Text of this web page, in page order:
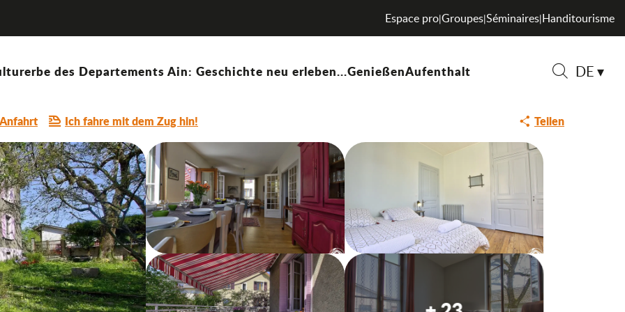
DE
Espace pro|Groupes|Séminaires|Handitourisme
des Departements Ain: Geschichte neu erleben...GenießenAufenthalt
Anfahrt Ich fahre mit dem Zug hin! Teilen